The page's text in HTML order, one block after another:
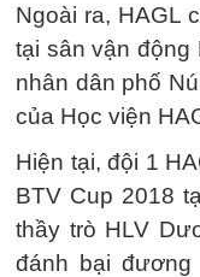
Ngoài ra, HAGL
tại sân vận động
nhân dân phố
của Học viện
Hiện tại, đội 1
BTV Cup 2018
thầy trò HLV
đánh bại đương